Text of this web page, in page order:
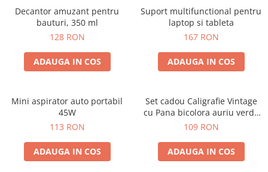
Decantor amuzant pentru
bauturi, 350 ml
128 RON
ADAUGA IN COS
Suport multifunctional pentru
laptop si tableta
167 RON
ADAUGA IN COS
Mini aspirator auto portabil
45W
113 RON
ADAUGA IN COS
Set cadou Caligrafie Vintage
cu Pana bicolora auriu verde
si Accesorii pentru Sigiliu, 5
109 RON
ADAUGA IN COS